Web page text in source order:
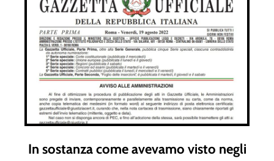
In sostanza come avevamo visto negli